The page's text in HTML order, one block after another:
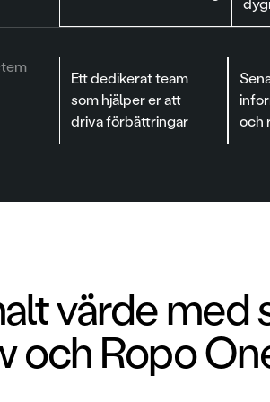
Ett dedikerat team
som hjälper er att
driva förbättringar
och
värde med
Ropo